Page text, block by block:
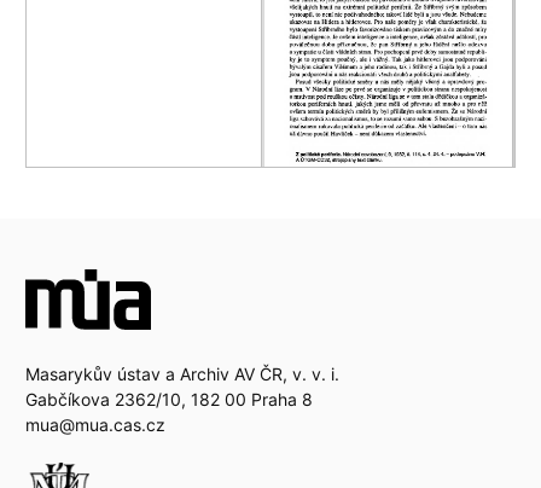
Masarykův ústav a Archiv AV ČR, v. v. i.
Gabčíkova 2362/10, 182 00 Praha 8
mua@mua.cas.cz